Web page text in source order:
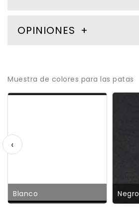
OPINIONES
Muestra de colores para las patas
Blanco Negro
‹